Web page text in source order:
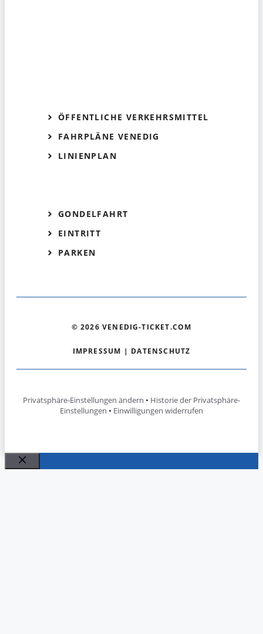
ÖFFENTLICHE VERKEHRSMITTEL
FAHRPLÄNE VENEDIG
LINIENPLAN
GONDELFAHRT
EINTRITT
PARKEN
© 2026 VENEDIG-TICKET.COM
IMPRESSUM | DATENSCHUTZ
Privatsphäre-Einstellungen ändern • Historie der Privatsphäre-
Einstellungen • Einwilligungen widerrufen
Schließen